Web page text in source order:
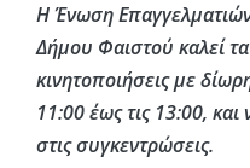
Η Ένωση
Δήμου Φαιστού καλεί
κινητοποιήσεις με
11:00 έως τις 13:00,
στις συγκεντρώσεις.